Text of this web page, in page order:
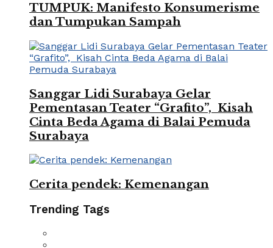
TUMPUK: Manifesto Konsumerisme
dan Tumpukan Sampah
Sanggar Lidi Surabaya Gelar
Pementasan Teater “Grafito”, Kisah
Cinta Beda Agama di Balai Pemuda
Surabaya
Cerita pendek: Kemenangan
Trending Tags